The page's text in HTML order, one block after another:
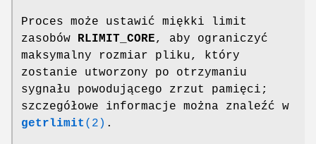
Proces może ustawić miękki limit
zasobów RLIMIT_CORE, aby ograniczyć
maksymalny rozmiar pliku, który
zostanie utworzony po otrzymaniu
sygnału powodującego zrzut pamięci;
szczegółowe informacje można znaleźć w
getrlimit (2) .